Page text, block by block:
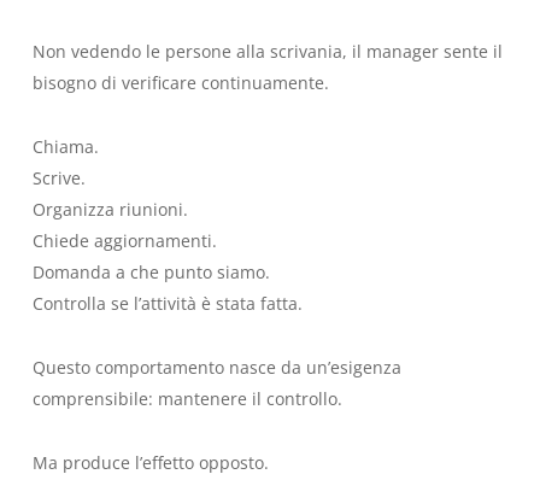
Non vedendo le persone alla scrivania, il manager sente il
bisogno di verificare continuamente.
Chiama.
Scrive.
Organizza riunioni.
Chiede aggiornamenti.
Domanda a che punto siamo.
Controlla se l’attività è stata fatta.
Questo comportamento nasce da un’esigenza
comprensibile: mantenere il controllo.
Ma produce l’effetto opposto.